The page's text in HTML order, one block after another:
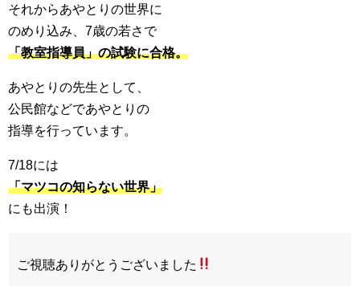
それからあやとりの世界に
のめり込み、7歳の若さで
「教室指導員」の試験に合格。
あやとりの先生として、
公民館などであやとりの
指導を行っています。
7/18には
「マツコの知らない世界」
にも出演！
ご視聴ありがとうございました